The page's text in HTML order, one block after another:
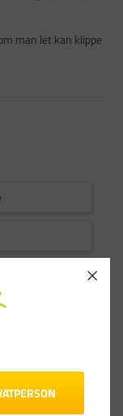
man let kan klippe